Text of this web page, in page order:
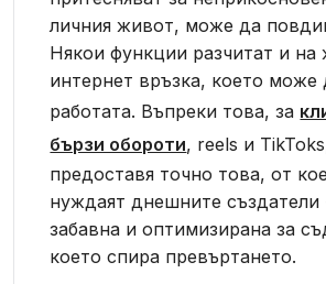
личния живот, може да
Някои функции разчитат и на
интернет връзка, което може
работата. Въпреки това, за
бързи обороти, reels и
предоставя точно това, от
нуждаят днешните създатели
забавна и оптимизирана за
което спира превъртането.